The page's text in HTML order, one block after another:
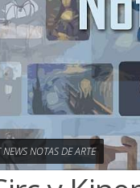
NEWS NOTAS DE ARTE